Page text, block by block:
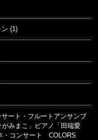
(1)
ート・フルートアンサンブ
みまこ」ピアノ「田端愛
・コンサート COLORS